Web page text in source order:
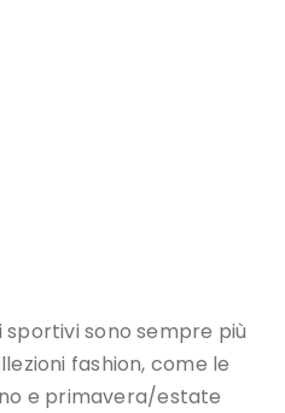
sono sempre più
fashion, come le
e primavera/estate